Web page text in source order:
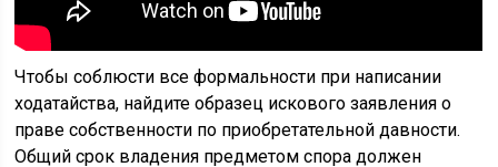
Чтобы соблюсти все формальности при написании
ходатайства, найдите образец искового заявления о
праве собственности по приобретательной давности.
Общий срок владения предметом спора должен